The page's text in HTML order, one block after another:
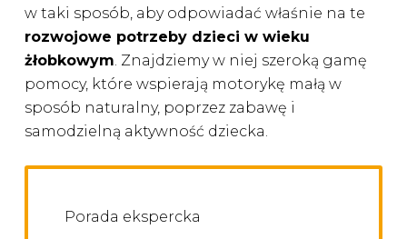
w taki sposób, aby odpowiadać właśnie na te
rozwojowe potrzeby dzieci w wieku
żłobkowym. Znajdziemy w niej szeroką gamę
pomocy, które wspierają motorykę małą w
sposób naturalny, poprzez zabawę i
samodzielną aktywność dziecka.
Porada ekspercka